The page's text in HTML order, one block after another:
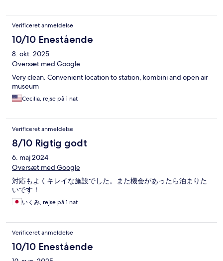
Verificeret anmeldelse
10/10 Enestående
8. okt. 2025
Oversæt med Google
Very clean. Convenient location to station, kombini and open air
museum
Cecilia, rejse på 1 nat
Verificeret anmeldelse
8/10 Rigtig godt
6. maj 2024
Oversæt med Google
対応もよくキレイな施設でした。また機会があったら泊まりた
いです！
いくみ, rejse på 1 nat
Verificeret anmeldelse
10/10 Enestående